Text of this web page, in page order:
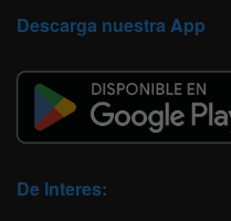
Descarga nuestra App
De Interes: